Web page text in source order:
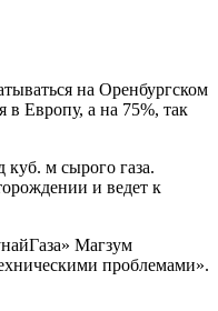
на Оренбургском
в Европу, а на 75%, так
м сырого газа.
и ведет к
Магзум
проблемами».